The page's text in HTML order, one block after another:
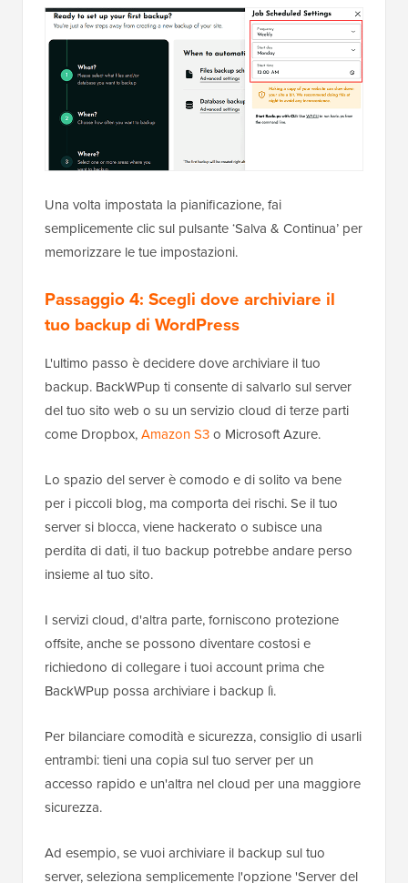
Una volta impostata la pianificazione, fai
semplicemente clic sul pulsante ‘Salva & Continua’ per
memorizzare le tue impostazioni.
Passaggio 4: Scegli dove archiviare il
tuo backup di WordPress
L'ultimo passo è decidere dove archiviare il tuo
backup. BackWPup ti consente di salvarlo sul server
del tuo sito web o su un servizio cloud di terze parti
come Dropbox,Amazon S3o Microsoft Azure.
Lo spazio del server è comodo e di solito va bene
per i piccoli blog, ma comporta dei rischi. Se il tuo
server si blocca, viene hackerato o subisce una
perdita di dati, il tuo backup potrebbe andare perso
insieme al tuo sito.
I servizi cloud, d'altra parte, forniscono protezione
offsite, anche se possono diventare costosi e
richiedono di collegare i tuoi account prima che
BackWPup possa archiviare i backup lì.
Per bilanciare comodità e sicurezza, consiglio di usarli
entrambi: tieni una copia sul tuo server per un
accesso rapido e un'altra nel cloud per una maggiore
sicurezza.
Ad esempio, se vuoi archiviare il backup sul tuo
server, seleziona semplicemente l'opzione 'Server del